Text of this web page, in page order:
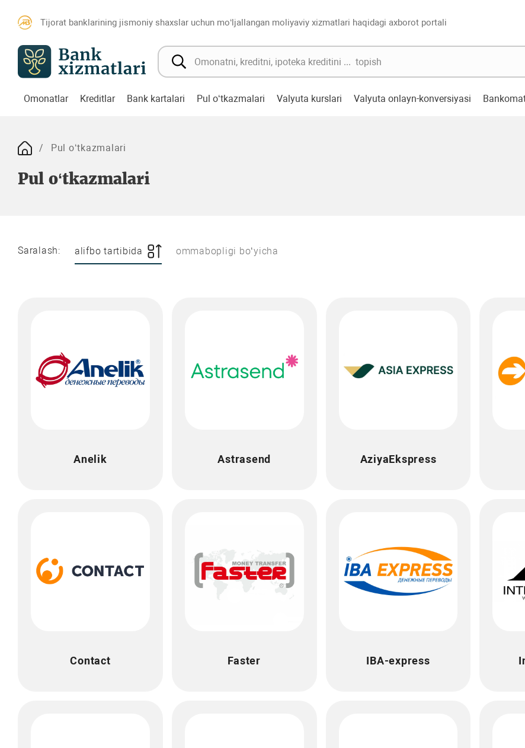
Tijorat banklarining jismoniy shaxslar uchun mo‘ljallangan moliyaviy xizmatlari haqidagi axborot portali
Omonatlar Kreditlar Bank kartalari Pul o‘tkazmalari Valyuta kurslari Valyuta onlayn-konversiyasi
Pul o‘tkazmalari
Pul o‘tkazmalari
Saralash: alifbo tartibida ommabopligi bo‘yicha
Anelik Astrasend AziyaEkspress
Contact Faster IBA-express